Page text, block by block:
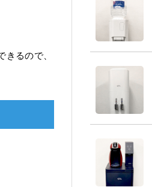
るので、